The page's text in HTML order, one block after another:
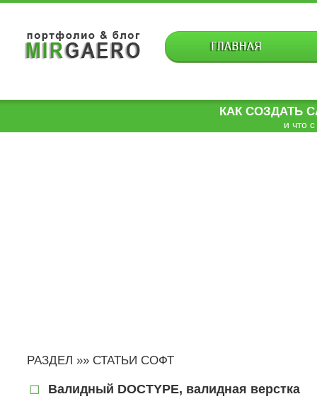
КАК СОЗДАТЬ
и что
РАЗДЕЛ »» СТАТЬИ СОФТ
Валидный DOCTYPE, валидная верстка